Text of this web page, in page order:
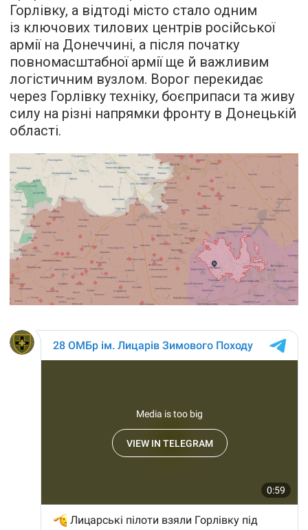
Горлівку, а відтоді місто стало одним
із ключових тилових центрів російської
армії на Донеччині, а після початку
повномасштабної армії ще й важливим
логістичним вузлом. Ворог перекидає
через Горлівку техніку, боєприпаси та живу
силу на різні напрямки фронту в Донецькій
області.